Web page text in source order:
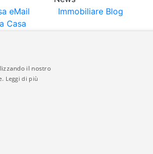
eMail
Casa
Immobiliare Blog
La pubblicazione degli
in materia di privacy e/o di alcun
il nostro
Leggi di più